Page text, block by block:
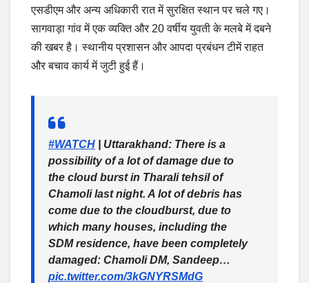
एसडीएम और अन्य अधिकारी रात में सुरक्षित स्थान पर चले गए।
सागवाड़ा गांव में एक व्यक्ति और 20 वर्षीय युवती के मलबे में दबने
की खबर है। स्थानीय प्रशासन और आपदा प्रबंधन टीमें राहत
और बचाव कार्य में जुटी हुई हैं।
#WATCH | Uttarakhand: There is a
possibility of a lot of damage due to
the cloud burst in Tharali tehsil of
Chamoli last night. A lot of debris has
come due to the cloudburst, due to
which many houses, including the
SDM residence, have been completely
damaged: Chamoli DM, Sandeep…
pic.twitter.com/3kGNYRSMdG